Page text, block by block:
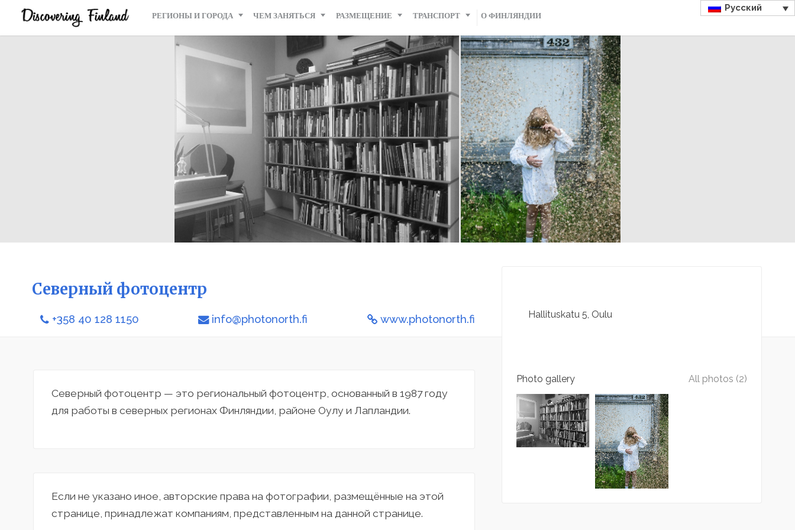
РЕГИОНЫ И ГОРОДА ЧЕМ ЗАНЯТЬСЯ РАЗМЕЩЕНИЕ ТРАНСПОРТ О ФИНЛЯНДИИ
Русский
Северный фотоцентр
+358 40 128 1150 info@photonorth.fi www.photonorth.fi
Северный фотоцентр — это региональный фотоцентр, основанный в 1987 году
для работы в северных регионах Финляндии, районе Оулу и Лапландии.
Если не указано иное, авторские права на фотографии, размещённые на этой
странице, принадлежат компаниям, представленным на данной странице.
Hallituskatu 5 Oulu
Photo gallery All photos (2)